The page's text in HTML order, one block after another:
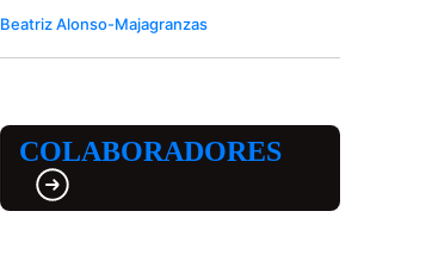
Beatriz Alonso-Majagranzas
COLABORADORES